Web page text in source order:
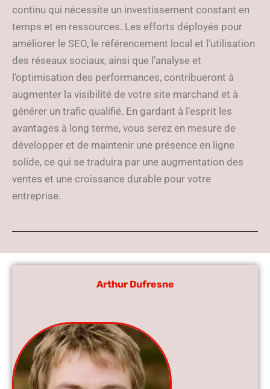
continu qui nécessite un investissement constant en
temps et en ressources. Les efforts déployés pour
améliorer le SEO, le référencement local et l’utilisation
des réseaux sociaux, ainsi que l’analyse et
l’optimisation des performances, contribueront à
augmenter la visibilité de votre site marchand et à
générer un trafic qualifié. En gardant à l’esprit les
avantages à long terme, vous serez en mesure de
développer et de maintenir une présence en ligne
solide, ce qui se traduira par une augmentation des
ventes et une croissance durable pour votre
entreprise.
Arthur Dufresne